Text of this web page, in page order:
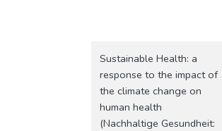
Sustainable Health: a
response to the impact of
the climate change on
human health
(Nachhaltige Gesundheit: